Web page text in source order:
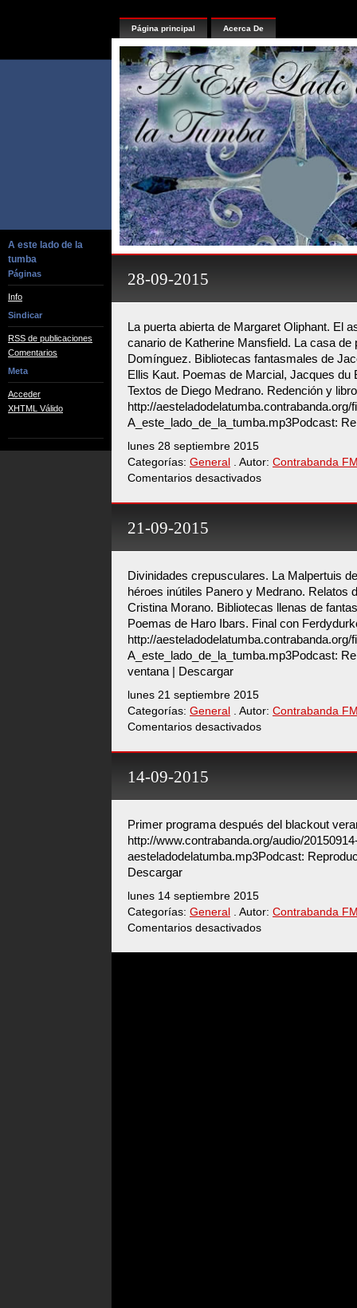
A este lado de la
tumba
Páginas
Info
Sindicar
RSS de publicaciones
Comentarios
Meta
Acceder
XHTML Válido
Página principal Acerca De
28-09-2015
La puerta abierta de Margaret Oliphant. El
canario de Katherine Mansfield. La casa de
Domínguez. Bibliotecas fantasmales de
Ellis Kaut. Poemas de Marcial, Jacques du
Textos de Diego Medrano. Redención y
http://aesteladodelatumba.contrabanda.org/
A_este_lado_de_la_tumba.mp3Podcast:
lunes 28 septiembre 2015
Categorías: General . Autor: Contrabanda
Comentarios desactivadosen
09-
21-09-2015
Divinidades crepusculares. La Malpertuis
héroes inútiles Panero y Medrano. Relatos
Cristina Morano. Bibliotecas llenas de
Poemas de Haro Ibars. Final con
http://aesteladodelatumba.contrabanda.org/
A_este_lado_de_la_tumba.mp3Podcast:
ventana | Descargar
lunes 21 septiembre 2015
Categorías: General . Autor: Contrabanda
Comentarios desactivadosen
09-
14-09-2015
Primer programa después del blackout
http://www.contrabanda.org/audio/
aesteladodelatumba.mp3Podcast:
Descargar
lunes 14 septiembre 2015
Categorías: General . Autor: Contrabanda
Comentarios desactivadosen
09-